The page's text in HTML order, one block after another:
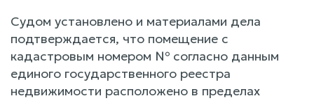
Судом установлено и материалами дела
подтверждается, что помещение с
кадастровым номером № согласно данным
единого государственного реестра
недвижимости расположено в пределах